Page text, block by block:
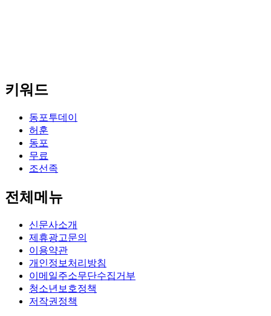
키워드
동포투데이
허훈
동포
무료
조선족
전체메뉴
신문사소개
제휴광고문의
이용약관
개인정보처리방침
이메일주소무단수집거부
청소년보호정책
저작권정책